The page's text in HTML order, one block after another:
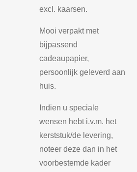
excl. kaarsen.
Mooi verpakt met
bijpassend
cadeaupapier,
persoonlijk geleverd aan
huis.
Indien u speciale
wensen hebt i.v.m. het
kerststuk/de levering,
noteer deze dan in het
voorbestemde kader